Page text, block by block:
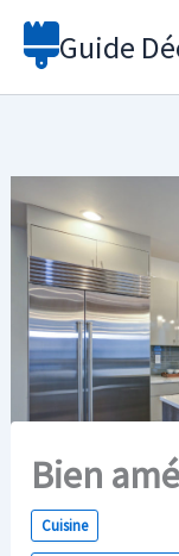
Aller
Guide
Bien
Cuisine